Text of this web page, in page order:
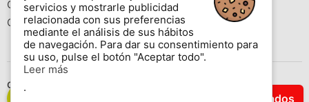
Filtrar Resultados
Cites
Colores de las anillas
PT‎
servicios y mostrarle publicidad
relacionada con sus preferencias
mediante el análisis de sus hábitos
de navegación. Para dar su consentimiento para
su uso, pulse el botón "Aceptar todo".
Leer más
.
Contáctenos
Copyright © 2026 www.aviornis.net Tablón de anuncios gratis.